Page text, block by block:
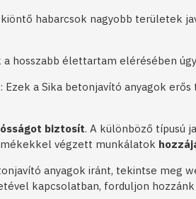
habarcsok nagyobb területek
hosszabb élettartam elérésében
: Ezek a Sika betonjavító anyagok
biztosít. A különböző típusú
végzett munkálatok
anyagok iránt, tekintse meg
kapcsolatban, forduljon